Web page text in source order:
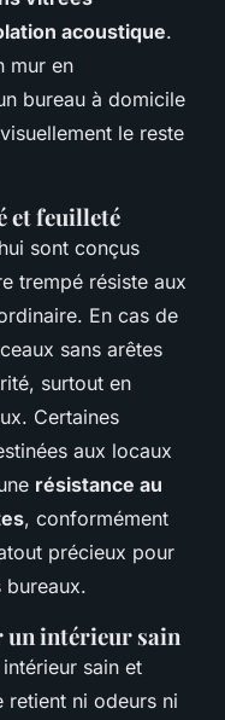
acoustique.
mur en
bureau à domicile
le reste
et feuilleté
sont conçus
trempé résiste aux
En cas de
sans arêtes
surtout en
Certaines
aux locaux
résistance au
, conformément
précieux pour
bureaux.
un intérieur sain
intérieur sain et
retient ni odeurs ni